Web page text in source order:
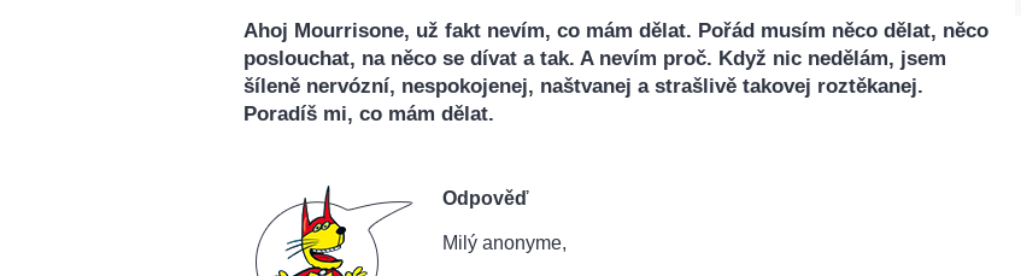
Ahoj Mourrisone, už fakt nevím, co mám dělat. Pořád musím něco dělat, něco
poslouchat, na něco se dívat a tak. A nevím proč. Když nic nedělám, jsem
šíleně nervózní, nespokojenej, naštvanej a strašlivě takovej roztěkanej.
Poradíš mi, co mám dělat.
Odpověď
Milý anonyme,